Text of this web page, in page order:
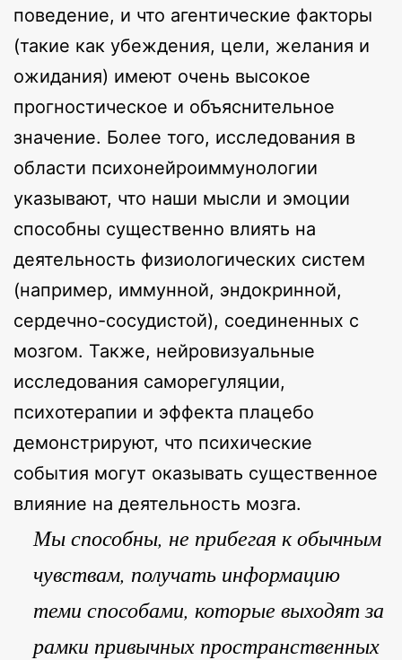
поведение, и что агентические факторы
(такие как убеждения, цели, желания и
ожидания) имеют очень высокое
прогностическое и объяснительное
значение. Более того, исследования в
области психонейроиммунологии
указывают, что наши мысли и эмоции
способны существенно влиять на
деятельность физиологических систем
(например, иммунной, эндокринной,
сердечно-сосудистой), соединенных с
мозгом. Также, нейровизуальные
исследования саморегуляции,
психотерапии и эффекта плацебо
демонстрируют, что психические
события могут оказывать существенное
влияние на деятельность мозга.
Мы способны, не прибегая к обычным
чувствам, получать информацию
теми способами, которые выходят за
рамки привычных пространственных